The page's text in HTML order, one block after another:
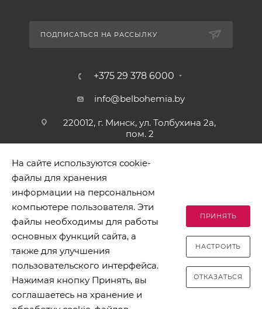
ПОДПИСАТЬСЯ НА РАССЫЛКУ
+375 29 378 6000
info@belbohemia.by
220012, г. Минск, ул. Толбухина 2а,
пом. 2
2026 © БЕЛБОГЕМИЯ (c). Оптовая торговля посудой и
хозяйственными товарами. Адрес: 220012, г. Минск, ул.
Толбухина 2а, пом. 2, телефон 8-017-378-60-00
На сайте используются cookie-
файлы для хранения
информации на персональном
компьютере пользователя. Эти
файлы необходимы для работы
основных функций сайта, а
также для улучшения
пользовательского интерфейса.
Нажимая кнопку Принять, вы
соглашаетесь на хранение и
ПРИНЯТЬ
НАСТРОИТЬ
ОТКАЗАТЬСЯ